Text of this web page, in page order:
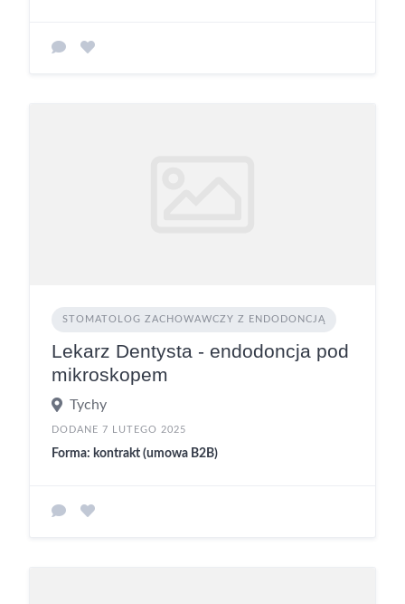
STOMATOLOG ZACHOWAWCZY Z ENDODONCJĄ
Lekarz Dentysta - endodoncja pod
mikroskopem
Tychy
DODANE 7 LUTEGO 2025
Forma: kontrakt (umowa B2B)